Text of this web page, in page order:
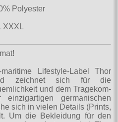
& Pullover
Rucksäcke
Shirts
Shirts
Artikel
& Boots
Braces
Boots
Boots
Artikel
S
Polyester
XXXL
Lifestyle-Label Thor
zeichnet sich für die
und dem Tra­ge­kom­
germanischen
sich in vielen Details (Prints,
Um die Bekleidung für den